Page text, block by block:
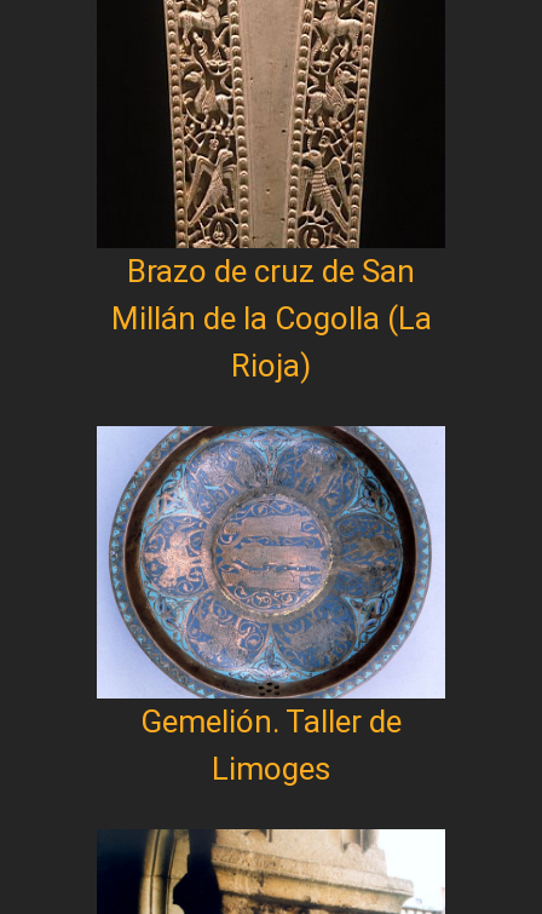
Brazo de cruz de San
Millán de la Cogolla (La
Rioja)
Gemelión. Taller de
Limoges